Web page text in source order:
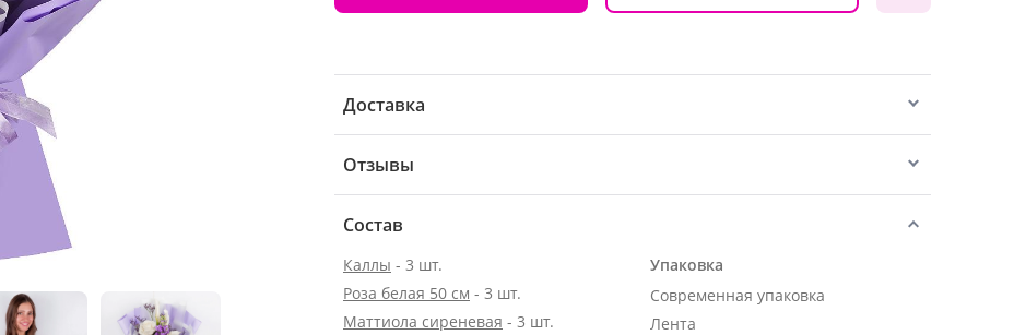
Доставка
Отзывы
Состав
Каллы - 3 шт.
Роза белая 50 см - 3 шт.
Маттиола сиреневая - 3 шт.
Упаковка
Современная упаковка
Лента